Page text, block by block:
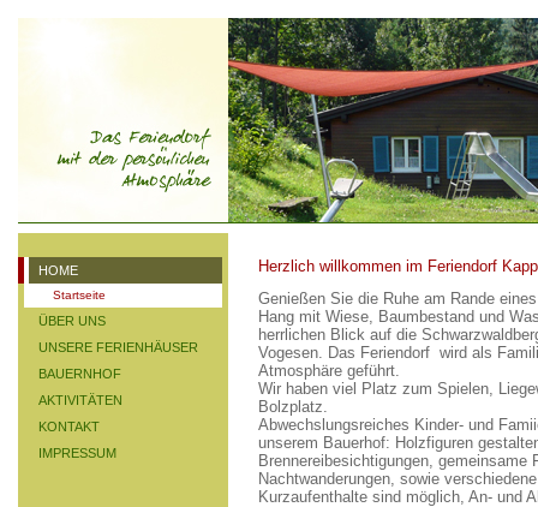
HOME
Startseite
ÜBER UNS
UNSERE FERIENHÄUSER
BAUERNHOF
AKTIVITÄTEN
KONTAKT
IMPRESSUM
Herzlich willkommen im Feriendorf
Genießen Sie die Ruhe am Rande
Hang mit Wiese, Baumbestand und
herrlichen Blick auf die
Vogesen. Das Feriendorf wird als
Atmosphäre geführt.
Wir haben viel Platz zum Spielen,
Bolzplatz.
Abwechslungsreiches Kinder- und
unserem Bauerhof: Holzfiguren
Brennereibesichtigungen, gemeinsame
Nachtwanderungen, sowie
Kurzaufenthalte sind möglich, An- und